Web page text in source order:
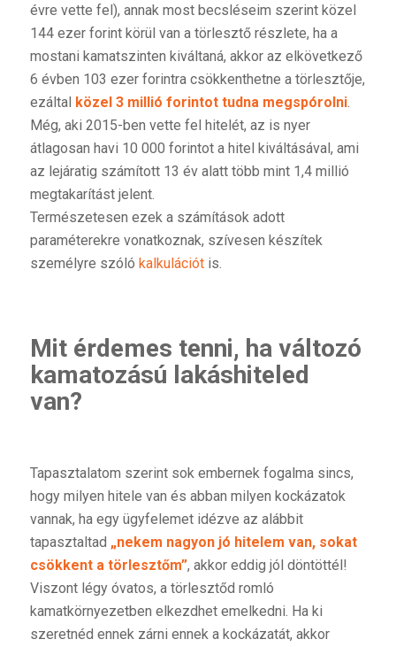
évre vette fel), annak most becsléseim szerint közel
144 ezer forint körül van a törlesztő részlete, ha a
mostani kamatszinten kiváltaná, akkor az elkövetkező
6 évben 103 ezer forintra csökkenthetne a törlesztője,
ezáltal közel 3 millió forintot tudna megspórolni.
Még, aki 2015-ben vette fel hitelét, az is nyer
átlagosan havi 10 000 forintot a hitel kiváltásával, ami
az lejáratig számított 13 év alatt több mint 1,4 millió
megtakarítást jelent.
Természetesen ezek a számítások adott
paraméterekre vonatkoznak, szívesen készítek
személyre szóló kalkulációtis.
Mit érdemes tenni, ha változó
kamatozású lakáshiteled
van?
Tapasztalatom szerint sok embernek fogalma sincs,
hogy milyen hitele van és abban milyen kockázatok
vannak, ha egy ügyfelemet idézve az alábbit
tapasztaltad „nekem nagyon jó hitelem van, sokat
csökkent a törlesztőm”, akkor eddig jól döntöttél!
Viszont légy óvatos, a törlesztőd romló
kamatkörnyezetben elkezdhet emelkedni. Ha ki
szeretnéd ennek zárni ennek a kockázatát, akkor